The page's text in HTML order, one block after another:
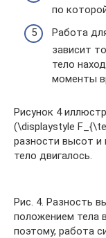
по
Работа
зависит
тело
моменты
Рисунок 4
(\displaystyle
разности высот и
тело двигалось.
Рис. 4. Разность
положением тела
поэтому, работа